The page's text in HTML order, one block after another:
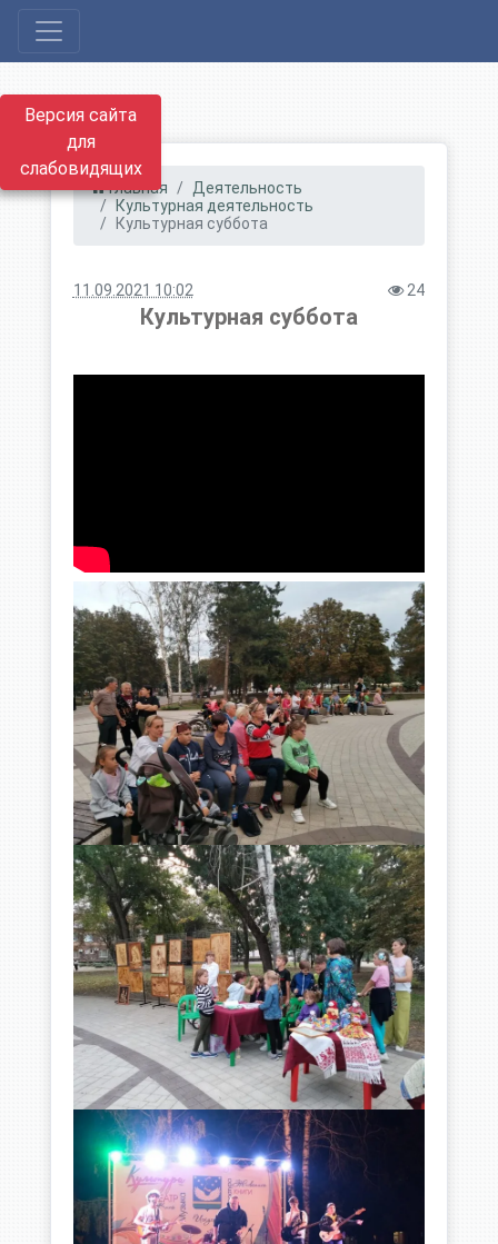
Версия сайта
для
слабовидящих
Главная
Деятельность
Культурная деятельность
Культурная суббота
11.09.2021 10:02 24
Культурная суббота